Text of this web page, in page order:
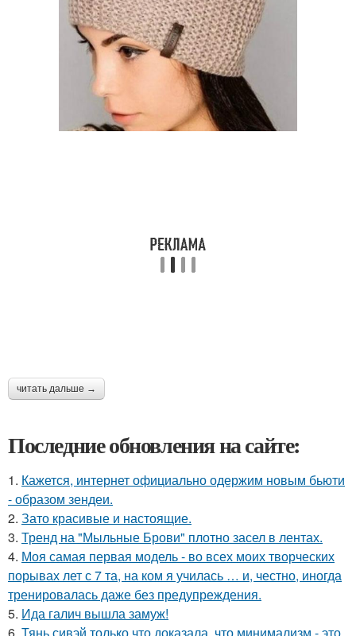
читать дальше →
Последние обновления на сайте:
1. Кажется, интернет официально одержим новым бьюти
- образом зендеи.
2. Зато красивые и настоящие.
3. Тренд на "Мыльные Брови" плотно засел в лентах.
4. Моя самая первая модель - во всех моих творческих
порывах лет с 7 та, на ком я училась … и, честно, иногда
тренировалась даже без предупреждения.
5. Ида галич вышла замуж!
6. Тянь сивэй только что доказала, что минимализм - это